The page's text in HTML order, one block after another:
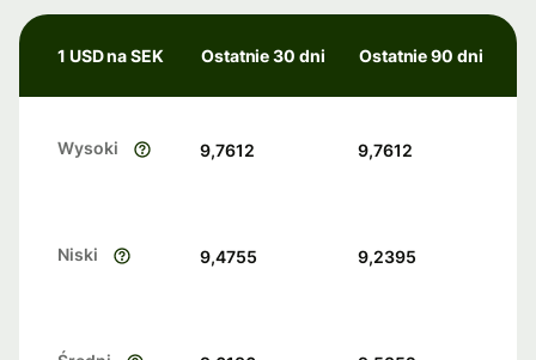
1 USD na SEK Ostatnie 30 dni Ostatnie 90 dni
Wysoki 9,7612 9,7612
Niski 9,4755 9,2395